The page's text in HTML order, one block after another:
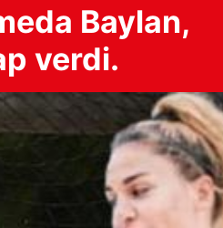
Baylan,
verdi.